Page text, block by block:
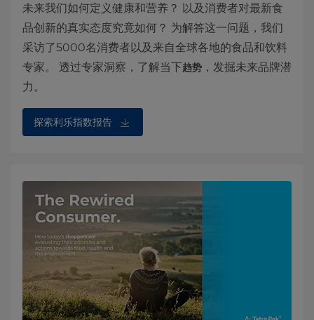
未来我们如何定义健康和营养？ 以及消费者对最新食
品创新的真实态度究竟如何？ 为解答这一问题，我们
采访了5000名消费者以及来自全球各地的食品和饮料
专家。 透过专家洞察，了解当下趋势 ，发掘未来品牌潜
力。
探索利乐指数报告